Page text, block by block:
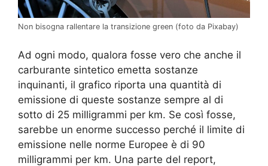
Non bisogna rallentare la transizione green (foto da Pixabay)
Ad ogni modo, qualora fosse vero che anche il
carburante sintetico emetta sostanze
inquinanti, il grafico riporta una quantità di
emissione di queste sostanze sempre al di
sotto di 25 milligrammi per km. Se così fosse,
sarebbe un enorme successo perché il limite di
emissione nelle norme Europee è di 90
milligrammi per km. Una parte del report,